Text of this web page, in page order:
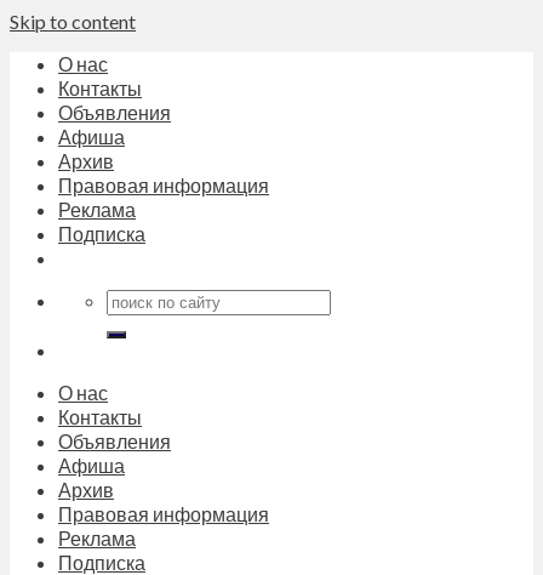
Skip to content
О нас
Контакты
Объявления
Афиша
Архив
Правовая информация
Реклама
Подписка
О нас
Контакты
Объявления
Афиша
Архив
Правовая информация
Реклама
Подписка